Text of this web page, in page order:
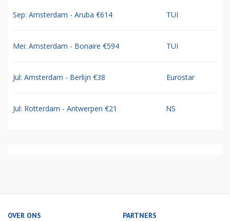
Sep: Amsterdam - Aruba €614 TUI
Mei: Amsterdam - Bonaire €594 TUI
Jul: Amsterdam - Berlijn €38 Eurostar
Jul: Rotterdam - Antwerpen €21 NS
OVER ONS PARTNERS